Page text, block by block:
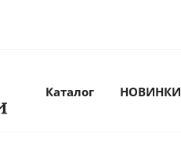
Каталог НОВИНКИ